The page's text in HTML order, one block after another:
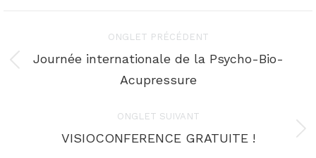
de
ONGLET PRÉCÉDENT
Onglet
précédent
Journée internationale de la Psycho-Bio-
Acupressure
ONGLET SUIVANT
Onglet
VISIOCONFERENCE GRATUITE !